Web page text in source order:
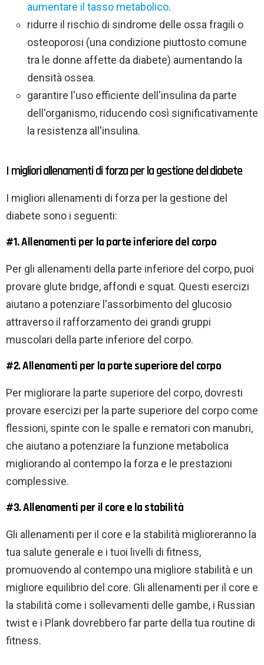
aumentare il tasso metabolico.
ridurre il rischio di sindrome delle ossa fragili o
osteoporosi (una condizione piuttosto comune
tra le donne affette da diabete) aumentando la
densità ossea.
garantire l'uso efficiente dell'insulina da parte
dell'organismo, riducendo così significativamente
la resistenza all'insulina.
I migliori allenamenti di forza per la gestione del diabete
I migliori allenamenti di forza per la gestione del
diabete sono i seguenti:
#1. Allenamenti per la parte inferiore del corpo
Per gli allenamenti della parte inferiore del corpo, puoi
provare glute bridge, affondi e squat. Questi esercizi
aiutano a potenziare l'assorbimento del glucosio
attraverso il rafforzamento dei grandi gruppi
muscolari della parte inferiore del corpo.
#2. Allenamenti per la parte superiore del corpo
Per migliorare la parte superiore del corpo, dovresti
provare esercizi per la parte superiore del corpo come
flessioni, spinte con le spalle e rematori con manubri,
che aiutano a potenziare la funzione metabolica
migliorando al contempo la forza e le prestazioni
complessive.
#3. Allenamenti per il core e la stabilità
Gli allenamenti per il core e la stabilità miglioreranno la
tua salute generale e i tuoi livelli di fitness,
promuovendo al contempo una migliore stabilità e un
migliore equilibrio del core. Gli allenamenti per il core e
la stabilità come i sollevamenti delle gambe, i Russian
twist e i Plank dovrebbero far parte della tua routine di
fitness.